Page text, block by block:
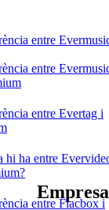
entre
entre
entre Evertag i
hi ha entre
entre Flacbox i
Empresa